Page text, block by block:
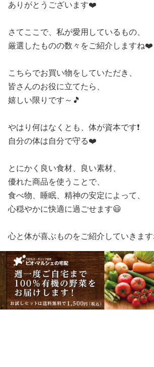
ありがとうございます❤️
さてここで、私が愛用しているもの、
厳選したものの数々をご紹介しますね❤️
こちらでお買い物をしていただき、
皆さんのお役に立てたら、
嬉しい限りです～🎵
やはり何はなくとも、体が資本です❗
自分の体は自分で守る❤️
とにかく良い食材、良い素材、
優れた商品を使うことで、
食べ物、睡眠、精神の安定によって、
心穏やかに快適に過ごせます😃
心と体が喜ぶものをご紹介していきます